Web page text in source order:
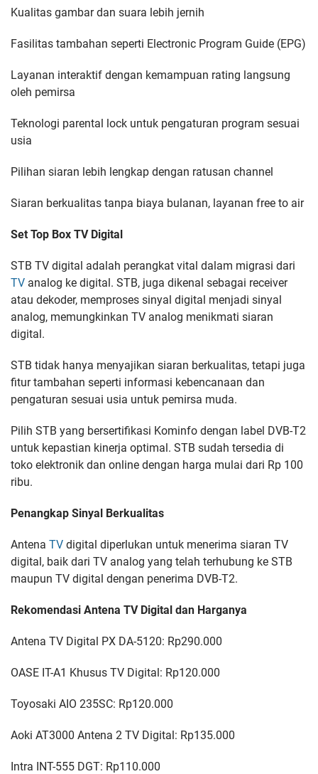
Kualitas gambar dan suara lebih jernih
Fasilitas tambahan seperti Electronic Program Guide (EPG)
Layanan interaktif dengan kemampuan rating langsung
oleh pemirsa
Teknologi parental lock untuk pengaturan program sesuai
usia
Pilihan siaran lebih lengkap dengan ratusan channel
Siaran berkualitas tanpa biaya bulanan, layanan free to air
Set Top Box TV Digital
STB TV digital adalah perangkat vital dalam migrasi dari
TV analog ke digital. STB, juga dikenal sebagai receiver
atau dekoder, memproses sinyal digital menjadi sinyal
analog, memungkinkan TV analog menikmati siaran
digital.
STB tidak hanya menyajikan siaran berkualitas, tetapi juga
fitur tambahan seperti informasi kebencanaan dan
pengaturan sesuai usia untuk pemirsa muda.
Pilih STB yang bersertifikasi Kominfo dengan label DVB-T2
untuk kepastian kinerja optimal. STB sudah tersedia di
toko elektronik dan online dengan harga mulai dari Rp 100
ribu.
Penangkap Sinyal Berkualitas
Antena TV digital diperlukan untuk menerima siaran TV
digital, baik dari TV analog yang telah terhubung ke STB
maupun TV digital dengan penerima DVB-T2.
Rekomendasi Antena TV Digital dan Harganya
Antena TV Digital PX DA-5120: Rp290.000
OASE IT-A1 Khusus TV Digital: Rp120.000
Toyosaki AIO 235SC: Rp120.000
Aoki AT3000 Antena 2 TV Digital: Rp135.000
Intra INT-555 DGT: Rp110.000